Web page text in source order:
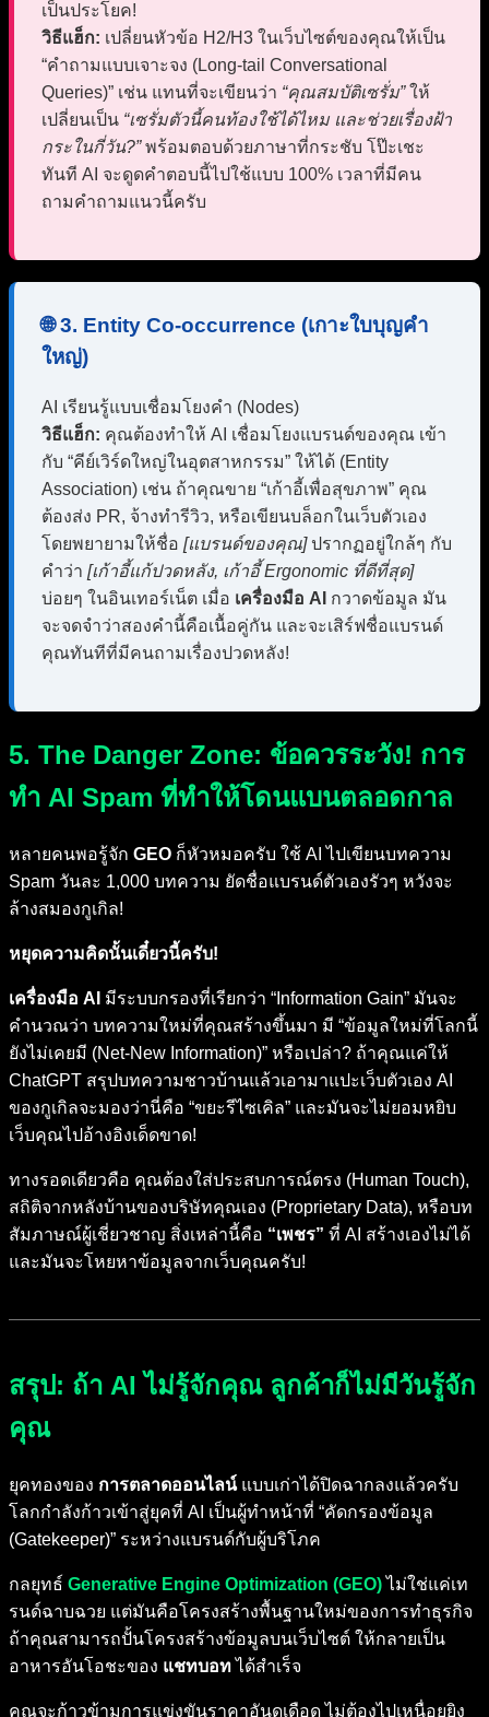
เป็นประโยค!
วิธีแฮ็ก: เปลี่ยนหัวข้อ H2/H3 ในเว็บไซต์ของคุณให้เป็น
“คำถามแบบเจาะจง (Long-tail Conversational
Queries)” เช่น แทนที่จะเขียนว่า “คุณสมบัติเซรั่ม”ให้
เปลี่ยนเป็น “เซรั่มตัวนี้คนท้องใช้ได้ไหม และช่วยเรื่องฝ้า
กระในกี่วัน?”พร้อมตอบด้วยภาษาที่กระชับ โป๊ะเชะ
ทันที AI จะดูดคำตอบนี้ไปใช้แบบ 100% เวลาที่มีคน
ถามคำถามแนวนี้ครับ
🌐 3. Entity Co-occurrence (เกาะใบบุญคำ
ใหญ่)
AI เรียนรู้แบบเชื่อมโยงคำ (Nodes)
วิธีแฮ็ก: คุณต้องทำให้ AI เชื่อมโยงแบรนด์ของคุณ เข้า
กับ “คีย์เวิร์ดใหญ่ในอุตสาหกรรม” ให้ได้ (Entity
Association) เช่น ถ้าคุณขาย “เก้าอี้เพื่อสุขภาพ” คุณ
ต้องส่ง PR, จ้างทำรีวิว, หรือเขียนบล็อกในเว็บตัวเอง
โดยพยายามให้ชื่อ [แบรนด์ของคุณ]ปรากฏอยู่ใกล้ๆ กับ
คำว่า [เก้าอี้แก้ปวดหลัง, เก้าอี้ Ergonomic ที่ดีที่สุด]
บ่อยๆ ในอินเทอร์เน็ต เมื่อ เครื่องมือ AI กวาดข้อมูล มัน
จะจดจำว่าสองคำนี้คือเนื้อคู่กัน และจะเสิร์ฟชื่อแบรนด์
คุณทันทีที่มีคนถามเรื่องปวดหลัง!
5. The Danger Zone: ข้อควรระวัง! การ
ทำ AI Spam ที่ทำให้โดนแบนตลอดกาล
หลายคนพอรู้จัก GEO ก็หัวหมอครับ ใช้ AI ไปเขียนบทความ
Spam วันละ 1,000 บทความ ยัดชื่อแบรนด์ตัวเองรัวๆ หวังจะ
ล้างสมองกูเกิล!
หยุดความคิดนั้นเดี๋ยวนี้ครับ!
เครื่องมือ AI มีระบบกรองที่เรียกว่า “Information Gain” มันจะ
คำนวณว่า บทความใหม่ที่คุณสร้างขึ้นมา มี “ข้อมูลใหม่ที่โลกนี้
ยังไม่เคยมี (Net-New Information)” หรือเปล่า? ถ้าคุณแค่ให้
ChatGPT สรุปบทความชาวบ้านแล้วเอามาแปะเว็บตัวเอง AI
ของกูเกิลจะมองว่านี่คือ “ขยะรีไซเคิล” และมันจะไม่ยอมหยิบ
เว็บคุณไปอ้างอิงเด็ดขาด!
ทางรอดเดียวคือ คุณต้องใส่ประสบการณ์ตรง (Human Touch),
สถิติจากหลังบ้านของบริษัทคุณเอง (Proprietary Data), หรือบท
สัมภาษณ์ผู้เชี่ยวชาญ สิ่งเหล่านี้คือ “เพชร” ที่ AI สร้างเองไม่ได้
และมันจะโหยหาข้อมูลจากเว็บคุณครับ!
สรุป: ถ้า AI ไม่รู้จักคุณ ลูกค้าก็ไม่มีวันรู้จัก
คุณ
ยุคทองของ การตลาดออนไลน์แบบเก่าได้ปิดฉากลงแล้วครับ
โลกกำลังก้าวเข้าสู่ยุคที่ AI เป็นผู้ทำหน้าที่ “คัดกรองข้อมูล
(Gatekeeper)” ระหว่างแบรนด์กับผู้บริโภค
กลยุทธ์ Generative Engine Optimization (GEO)ไม่ใช่แค่เท
รนด์ฉาบฉวย แต่มันคือโครงสร้างพื้นฐานใหม่ของการทำธุรกิจ
ถ้าคุณสามารถปั้นโครงสร้างข้อมูลบนเว็บไซต์ ให้กลายเป็น
อาหารอันโอชะของ แชทบอทได้สำเร็จ
คุณจะก้าวข้ามการแข่งขันราคาอันดุเดือด ไม่ต้องไปเหนื่อยยิง